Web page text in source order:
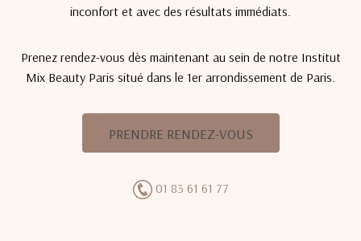
inconfort et avec des résultats immédiats.
Prenez rendez-vous dès maintenant au sein de notre Institut
Mix Beauty Paris situé dans le 1er arrondissement de Paris.
PRENDRE RENDEZ-VOUS
01 83 61 61 77